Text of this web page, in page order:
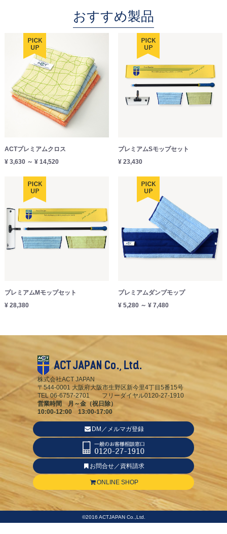
おすすめ製品
ACTプレミアムクロス
¥ 3,630 ～ ¥ 14,520
プレミアムSモップセット
¥ 23,430
プレミアムMモップセット
¥ 28,380
プレミアムダンプモップ
¥ 5,280 ～ ¥ 7,480
株式会社ACT JAPAN
〒544-0001 大阪府大阪市生野区新今里4丁目5番15号
TEL 06-6757-2701 フリーダイヤル0120-27-1910
営業時間 月～金（祝日除）
10:00-12:00 13:00-17:00
DM／メルマガ登録
お問合せ／資料請求
ONLINE SHOP
©2016 ACTJAPAN Co.,Ltd.